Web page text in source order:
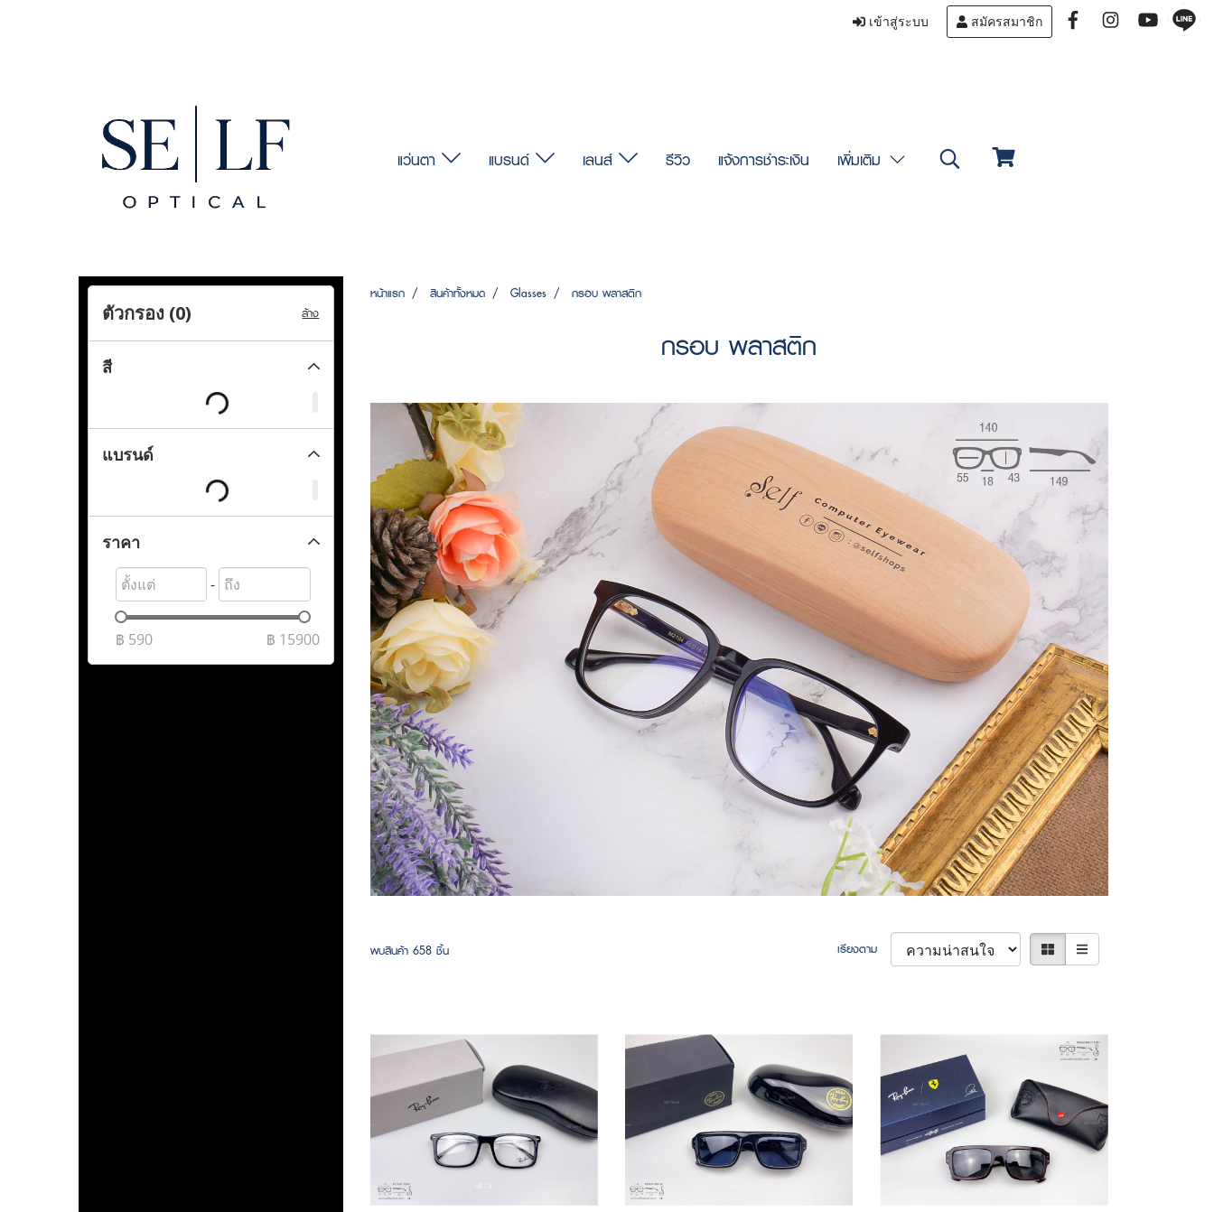
เข้าสู่ระบบ สมัครสมาชิก
แว่นตา แบรนด์ เลนส์ รีวิว แจ้งการชำระเงิน เพิ่มเติม
หน้าแรก สินค้าทั้งหมด Glasses กรอบ พลาสติก
กรอบ พลาสติก
พบสินค้า 658 ชิ้น เรียงตาม
ตัวกรอง (0) ล้าง
สี
แบรนด์
ราคา
-
฿ 590 ฿ 15900